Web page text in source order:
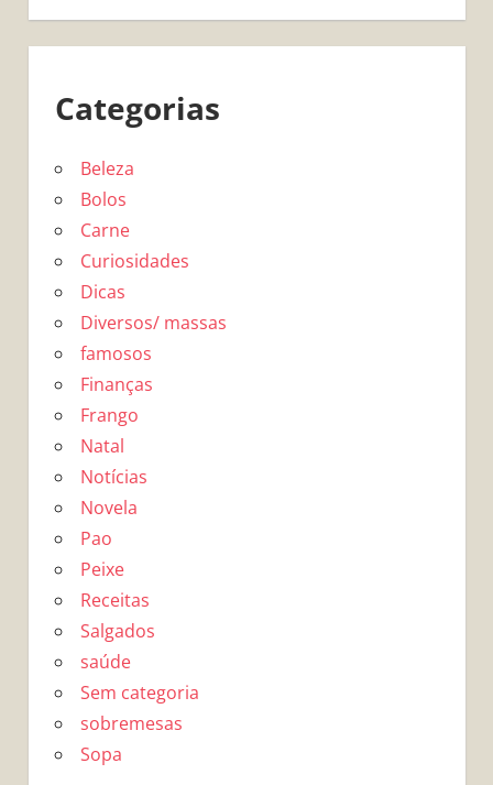
Categorias
Beleza
Bolos
Carne
Curiosidades
Dicas
Diversos/ massas
famosos
Finanças
Frango
Natal
Notícias
Novela
Pao
Peixe
Receitas
Salgados
saúde
Sem categoria
sobremesas
Sopa